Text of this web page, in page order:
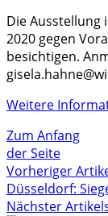
Die Ausstellung
2020 gegen
besichtigen.
Weitere
Zum Anfang
der Seite
Vorheriger
Düsseldorf:
Nächster Artikel